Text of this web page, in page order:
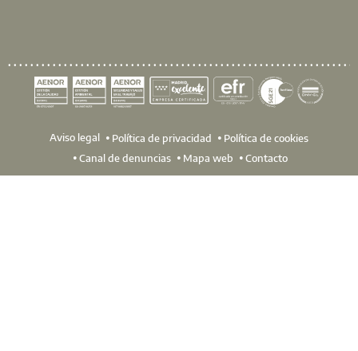
Aviso legal Política de privacidad
Política de cookies
Canal de denuncias
Mapa web Contacto